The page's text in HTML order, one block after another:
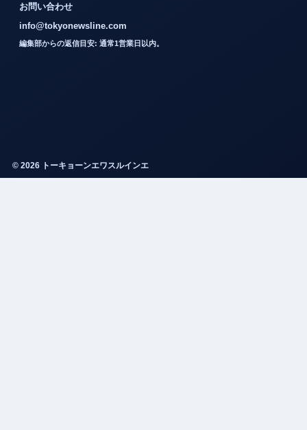
お問い合わせ
info@tokyonewsline.com
編集部からの返信目安: 通常1営業日以内。
© 2026 トーキョーンエワスルインエ